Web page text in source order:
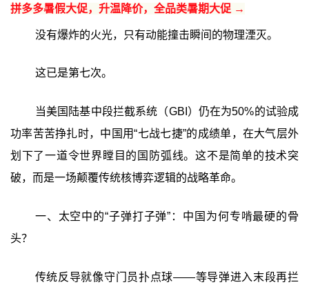
拼多多暑假大促，升温降价，全品类暑期大促 →
没有爆炸的火光，只有动能撞击瞬间的物理湮灭。
这已是第七次。
当美国陆基中段拦截系统（GBI）仍在为50%的试验成
功率苦苦挣扎时，中国用“七战七捷”的成绩单，在大气层外
划下了一道令世界瞠目的国防弧线。这不是简单的技术突
破，而是一场颠覆传统核博弈逻辑的战略革命。
一、太空中的“子弹打子弹”：中国为何专啃最硬的骨
头？
传统反导就像守门员扑点球——等导弹进入末段再拦